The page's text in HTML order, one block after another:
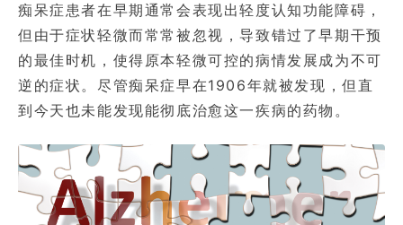
痴呆症患者在早期通常会表现出轻度认知功能障碍，
但由于症状轻微而常常被忽视，导致错过了早期干预
的最佳时机，使得原本轻微可控的病情发展成为不可
逆的症状。尽管痴呆症早在1906年就被发现，但直
到今天也未能发现能彻底治愈这一疾病的药物。